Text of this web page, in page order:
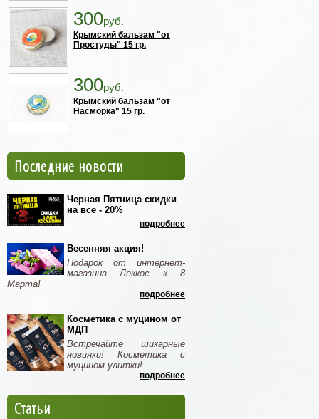
300руб.
Крымский бальзам "от
Простуды" 15 гр.
300руб.
Крымский бальзам "от
Насморка" 15 гр.
Последние новости
Черная Пятница скидки
на все - 20%
подробнее
Весенняя акция!
Подарок от интернет-
магазина Леккос к 8
Марта!
подробнее
Косметика с муцином от
МДП
Встречайте шикарные
новинки! Косметика с
муцином улитки!
подробнее
Статьи